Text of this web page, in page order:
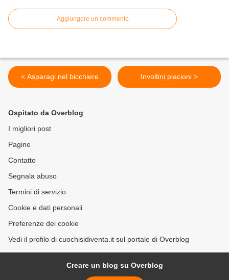
Aggiungere un commento
< Asparagi nel bicchiere Involtini piacioni >
Ospitato da Overblog
I migliori post
Pagine
Contatto
Segnala abuso
Termini di servizio
Cookie e dati personali
Preferenze dei cookie
Vedi il profilo di cuochisidiventa.it sul portale di Overblog
Creare un blog su Overblog